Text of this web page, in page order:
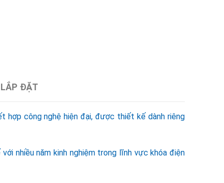
ĐẶT
hợp công nghệ hiện đại, được thiết kế dành riêng
nhiều năm kinh nghiệm trong lĩnh vực khóa điện